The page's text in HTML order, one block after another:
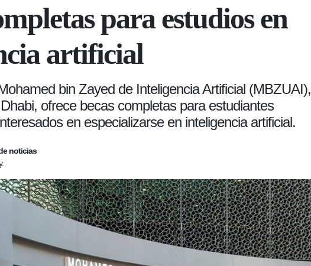
para estudios en
artificial
bin Zayed de Inteligencia Artificial (MBZUAI),
ofrece becas completas para estudiantes
en especializarse en inteligencia artificial.
noticias